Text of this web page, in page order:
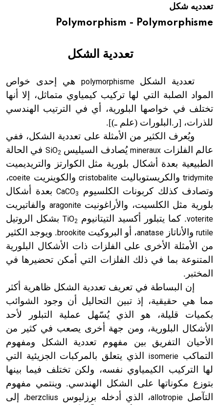
هيئة الموسوعة العربية تطلق موسوعات جديدة في عام 2026تعدديه شكل
Polymorphism - Polymorphisme
تعددية الشكل
تعددية الشكلpolymorphisme هي إحدى خواص
المواد الصلبة التي لها تركيب كيمياوي متماثل، إلا أنها
تختلف في خواصها البلورية، أي في الترتيب الهندسي
للذرات، [ر.البلورات (علم ـ)]
.
ويُعرف الكثير من الأمثلة على تعددية الشكل، ففي
عالم الفلزات minerauxيُصادف السيليس SiO2
في الحالة
الطبيعية بعدة أشكال بلورية مثل الكوارتز والتريديميت
tridymite والكريستوباليت cristobalite والكوينريت coeite،
وتصادف كذلك كربونات الكلسيوم
CaCO3
بعدة أشكال
بلورية مثل الكلسيت، والأراغونيتaragonite والفاتيريت
voterite. كما يتبلور أكسيد التيتانيوم TiO2 بشكل الروتيل
rutile والأناتاز anatase، أو البروكيت brookite. ويوجد الكثير
من الأمثلة الأخرى على الفلزات ذات الأشكال البلورية
المتنوعة بما في ذلك الفلزات التي أمكن تحضيرها في
المختبر.
إن البساطة في تعريف تعددية الشكل ظاهرية أكثر
مما هي حقيقية، إذ تبين التحاليل أن وجود الشوائب
بكميات قليلة، هو الذي يُسّهل عملية التبلور لأحد
الأشكال البلورية، ومن جهة أخرى يصعب في كثير من
الأحيان التفريق بين مفهوم تعددية الشكل ومفهوم
التماكب isomerie الذي يتعلق بالمركبات الجزيئية التي
لها التركيب الكيمياوي نفسه، ولكن تختلف فيما بينها
بتوزع مكوناتها على الشكل الهندسي. وينتمي مفهوم
التآصلallotropie، الذي أدخله برزليوس berzclius، إلى